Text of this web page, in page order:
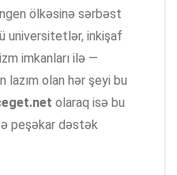
ölkəsinə sərbəst
universitetlər, inkişaf
imkanları ilə —
lazım olan hər şeyi bu
olaraq isə bu
peşəkar dəstək